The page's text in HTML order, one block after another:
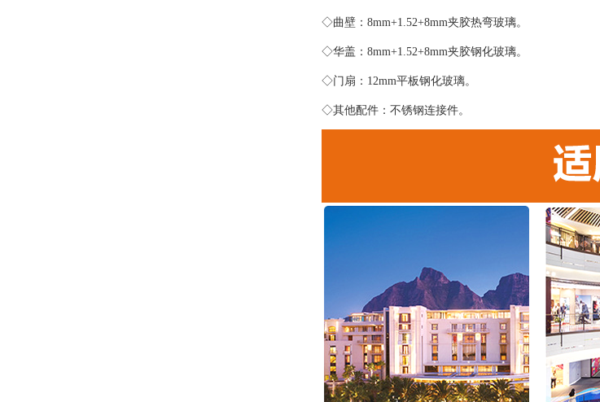
◇曲壁：8mm+1.52+8mm夹胶热弯玻璃。
◇华盖：8mm+1.52+8mm夹胶钢化玻璃。
◇门扇：12mm平板钢化玻璃。
◇其他配件：不锈钢连接件。